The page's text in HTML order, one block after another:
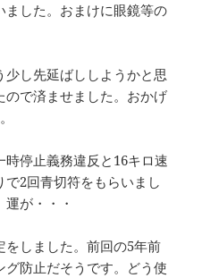
ました。おまけに眼鏡等の
し先延ばししようかと思
で済ませました。おかげ
停止義務違反と16キロ速
2回青切符をもらいまし
が・・・
しました。前回の5年前
防止だそうです。どう使